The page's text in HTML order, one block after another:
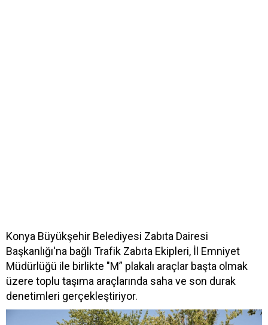
Konya Büyükşehir Belediyesi Zabıta Dairesi
Başkanlığı'na bağlı Trafik Zabıta Ekipleri, İl Emniyet
Müdürlüğü ile birlikte "M” plakalı araçlar başta olmak
üzere toplu taşıma araçlarında saha ve son durak
denetimleri gerçekleştiriyor.